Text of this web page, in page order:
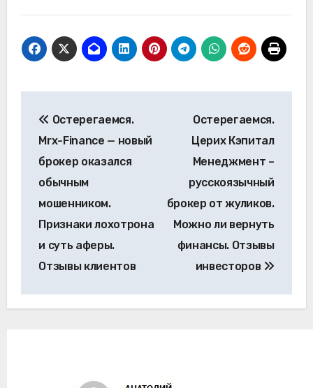
по
записям
Остерегаемся.
Mrx-Finance — новый
брокер оказался
обычным
мошенником.
Признаки лохотрона
и суть аферы.
Отзывы клиентов
Остерегаемся.
Церих Кэпитал
Менеджмент –
русскоязычный
брокер от жуликов.
Можно ли вернуть
финансы. Отзывы
инвесторов